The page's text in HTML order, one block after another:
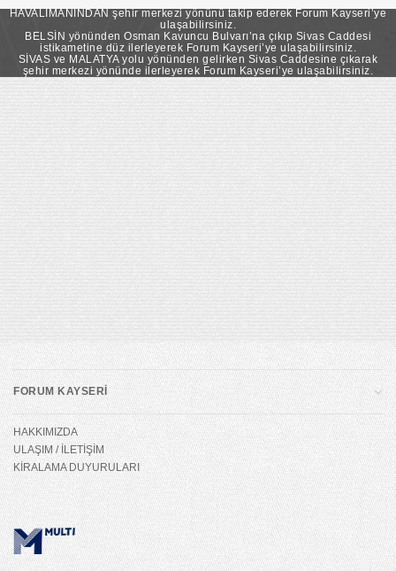
HAVALİMANINDAN şehir merkezi yönünü takip ederek Forum Kayseri’ye
ulaşabilirsiniz.
BELSİN yönünden Osman Kavuncu Bulvarı’na çıkıp Sivas Caddesi
istikametine düz ilerleyerek Forum Kayseri’ye ulaşabilirsiniz.
SİVAS ve MALATYA yolu yönünden gelirken Sivas Caddesine çıkarak
şehir merkezi yönünde ilerleyerek Forum Kayseri’ye ulaşabilirsiniz.
FORUM KAYSERİ
HAKKIMIZDA
ULAŞIM / İLETİŞİM
KİRALAMA DUYURULARI